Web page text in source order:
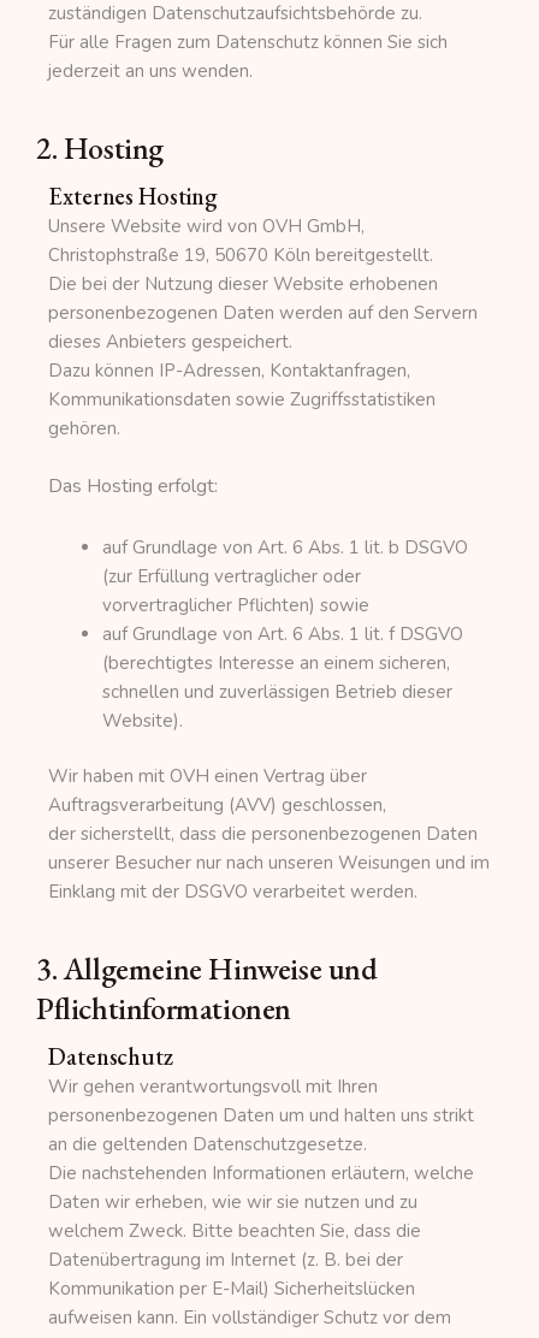
zuständigen Datenschutzaufsichtsbehörde zu.
Für alle Fragen zum Datenschutz können Sie sich
jederzeit an uns wenden.
2. Hosting
Externes Hosting
Unsere Website wird von OVH GmbH,
Christophstraße 19, 50670 Köln bereitgestellt.
Die bei der Nutzung dieser Website erhobenen
personenbezogenen Daten werden auf den Servern
dieses Anbieters gespeichert.
Dazu können IP-Adressen, Kontaktanfragen,
Kommunikationsdaten sowie Zugriffsstatistiken
gehören.
Das Hosting erfolgt:
auf Grundlage von Art. 6 Abs. 1 lit. b DSGVO
(zur Erfüllung vertraglicher oder
vorvertraglicher Pflichten) sowie
auf Grundlage von Art. 6 Abs. 1 lit. f DSGVO
(berechtigtes Interesse an einem sicheren,
schnellen und zuverlässigen Betrieb dieser
Website).
Wir haben mit OVH einen Vertrag über
Auftragsverarbeitung (AVV) geschlossen,
der sicherstellt, dass die personenbezogenen Daten
unserer Besucher nur nach unseren Weisungen und im
Einklang mit der DSGVO verarbeitet werden.
3. Allgemeine Hinweise und
Pflichtinformationen
Datenschutz
Wir gehen verantwortungsvoll mit Ihren
personenbezogenen Daten um und halten uns strikt
an die geltenden Datenschutzgesetze.
Die nachstehenden Informationen erläutern, welche
Daten wir erheben, wie wir sie nutzen und zu
welchem Zweck. Bitte beachten Sie, dass die
Datenübertragung im Internet (z. B. bei der
Kommunikation per E-Mail) Sicherheitslücken
aufweisen kann. Ein vollständiger Schutz vor dem